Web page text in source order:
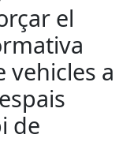
el
vehicles a
de